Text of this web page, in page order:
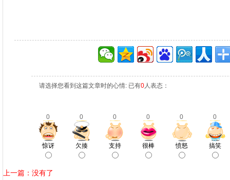
请选择您看到这篇文章时的心情: 已有0人表态：
0 0 0 0 0 0
惊讶 欠揍 支持 很棒 愤怒 搞笑
上一篇：没有了